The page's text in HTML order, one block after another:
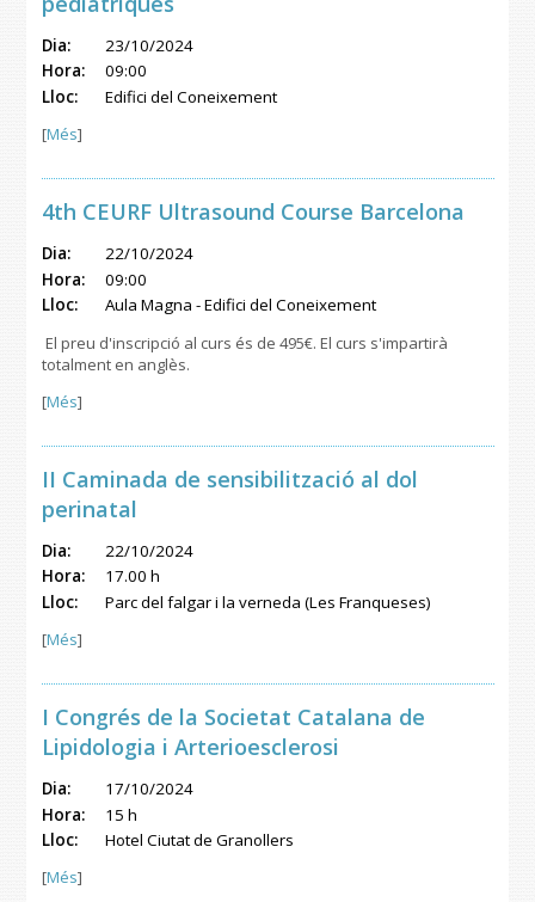
Dia:
23/10/2024
Hora:
09:00
Lloc:
Edifici del Coneixement
[Més]
4th CEURF Ultrasound Course Barcelona
Dia:
22/10/2024
Hora:
09:00
Lloc:
Aula Magna - Edifici del Coneixement
El preu d'inscripció al curs és de 495€. El curs s'impartirà
totalment en anglès.
[Més]
II Caminada de sensibilització al dol
perinatal
Dia:
22/10/2024
Hora:
17.00 h
Lloc:
Parc del falgar i la verneda (Les Franqueses)
[Més]
I Congrés de la Societat Catalana de
Lipidologia i Arterioesclerosi
Dia:
17/10/2024
Hora:
15 h
Lloc:
Hotel Ciutat de Granollers
[Més]